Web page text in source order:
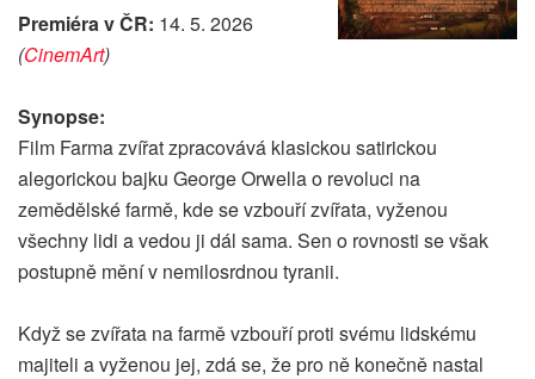
Premiéra v ČR: 14. 5. 2026
(CinemArt)
Synopse:
Film Farma zvířat zpracovává klasickou satirickou
alegorickou bajku George Orwella o revoluci na
zemědělské farmě, kde se vzbouří zvířata, vyženou
všechny lidi a vedou ji dál sama. Sen o rovnosti se však
postupně mění v nemilosrdnou tyranii.
Když se zvířata na farmě vzbouří proti svému lidskému
majiteli a vyženou jej, zdá se, že pro ně konečně nastal